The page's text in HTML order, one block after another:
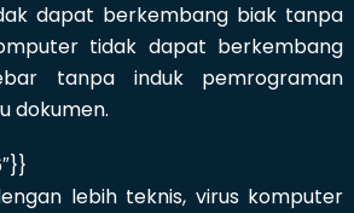
dapat berkembang biak tanpa
tidak dapat berkembang
tanpa induk pemrograman
dokumen.
lebih teknis, virus komputer